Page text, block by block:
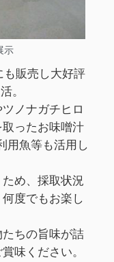
示
販売し大好評
。
ノナガチヒロ
ったお味噌汁
用魚等も活用し
め、採取状況
度でもお楽し
ちの旨味が詰
味ください。